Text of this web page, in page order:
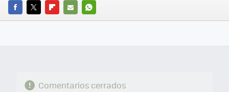
FACEBOOK
TWITTERFLIPBOARD
E-
WHATSAPP
Comentarios cerrados